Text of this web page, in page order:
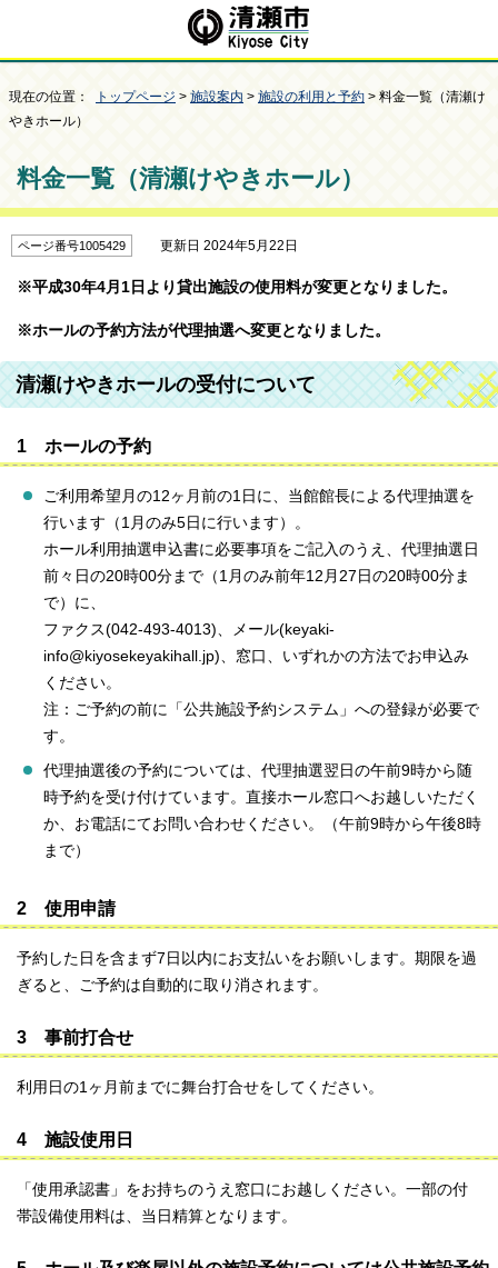
現在の位置： トップページ > 施設案内 > 施設の利用と予約 > 料金一覧（清瀬け
やきホール）
料金一覧（清瀬けやきホール）
ページ番号1005429 更新日 2024年5月22日
※平成30年4月1日より貸出施設の使用料が変更となりました。
※ホールの予約方法が代理抽選へ変更となりました。
清瀬けやきホールの受付について
1 ホールの予約
ご利用希望月の12ヶ月前の1日に、当館館長による代理抽選を
行います（1月のみ5日に行います）。
ホール利用抽選申込書に必要事項をご記入のうえ、代理抽選日
前々日の20時00分まで（1月のみ前年12月27日の20時00分ま
で）に、
ファクス(042-493-4013)、メール(keyaki-
info@kiyosekeyakihall.jp)、窓口、いずれかの方法でお申込み
ください。
注：ご予約の前に「公共施設予約システム」への登録が必要で
す。
代理抽選後の予約については、代理抽選翌日の午前9時から随
時予約を受け付けています。直接ホール窓口へお越しいただく
か、お電話にてお問い合わせください。（午前9時から午後8時
まで）
2 使用申請
予約した日を含まず7日以内にお支払いをお願いします。期限を過
ぎると、ご予約は自動的に取り消されます。
3 事前打合せ
利用日の1ヶ月前までに舞台打合せをしてください。
4 施設使用日
「使用承認書」をお持ちのうえ窓口にお越しください。一部の付
帯設備使用料は、当日精算となります。